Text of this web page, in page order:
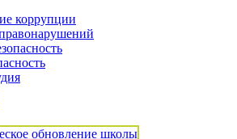
коррупции
обновление школы